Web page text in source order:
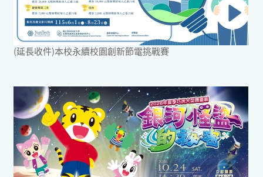
(延長收件)本校永續校園創新節電挑戰賽